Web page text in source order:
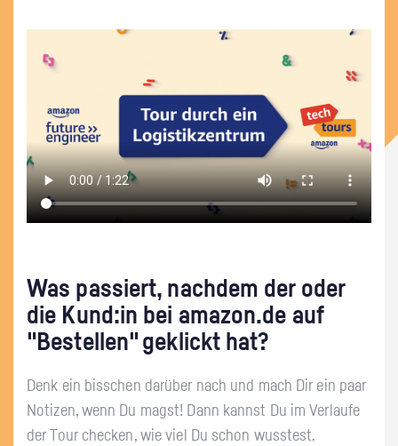
Was passiert, nachdem der oder
die Kund:in bei amazon.de auf
"Bestellen" geklickt hat?
Denk ein bisschen darüber nach und mach Dir ein paar
Notizen, wenn Du magst! Dann kannst Du im Verlaufe
der Tour checken, wie viel Du schon wusstest.